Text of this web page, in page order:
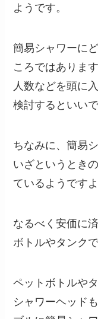
ようです。
簡易シャワーに
ころではありま
人数などを頭に
検討するといいで
ちなみに、簡易
いざというとき
ているようですよ
なるべく安価に
ボトルやタンク
ペットボトルや
シャワーヘッド